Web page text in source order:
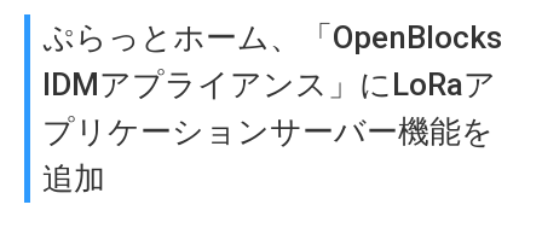
ぷらっとホーム、「OpenBlocks
IDMアプライアンス」にLoRaア
プリケーションサーバー機能を
追加